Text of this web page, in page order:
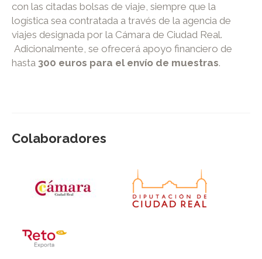
con las citadas bolsas de viaje, siempre que la
logística sea contratada a través de la agencia de
viajes designada por la Cámara de Ciudad Real.
Adicionalmente, se ofrecerá apoyo financiero de
hasta 300 euros para el envío de muestras.
Colaboradores